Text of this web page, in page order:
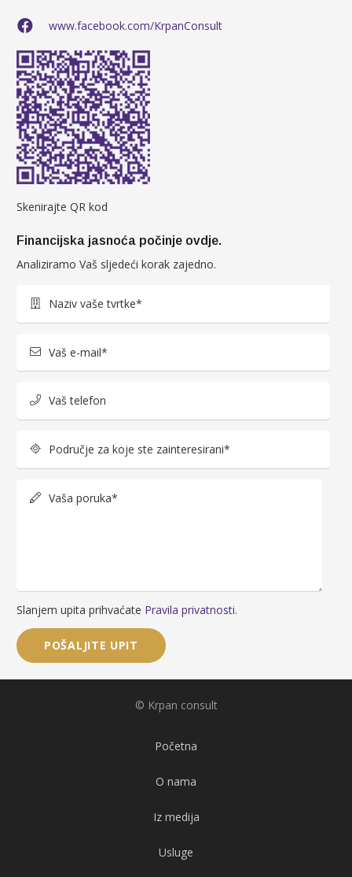
www.facebook.com/KrpanConsult
Skenirajte QR kod
Financijska jasnoća počinje ovdje.
Analiziramo Vaš sljedeći korak zajedno.
Naziv vaše tvrtke*
Vaš e-mail*
Vaš telefon
Područje za koje ste zainteresirani*
Vaša poruka*
Slanjem upita prihvaćate Pravila privatnosti.
© Krpan consult
Početna
O nama
Iz medija
Usluge